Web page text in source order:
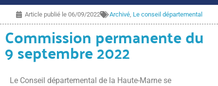
Article publié le 06/09/2022 Archivé, Le conseil départemental
Commission permanente du
9 septembre 2022
Le Conseil départemental de la Haute-Marne se